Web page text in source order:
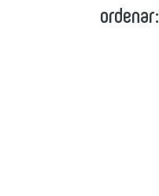
ordenar: